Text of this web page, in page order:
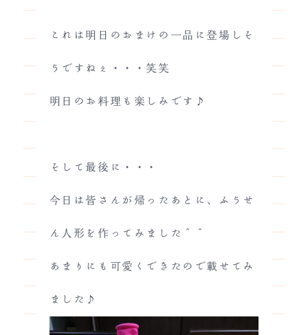
これは明日のおまけの一品に登場しそ
うですねぇ・・・笑笑
明日のお料理も楽しみです♪
そして最後に・・・
今日は皆さんが帰ったあとに、ふうせ
ん人形を作ってみました＾＾
あまりにも可愛くできたので載せてみ
ました♪